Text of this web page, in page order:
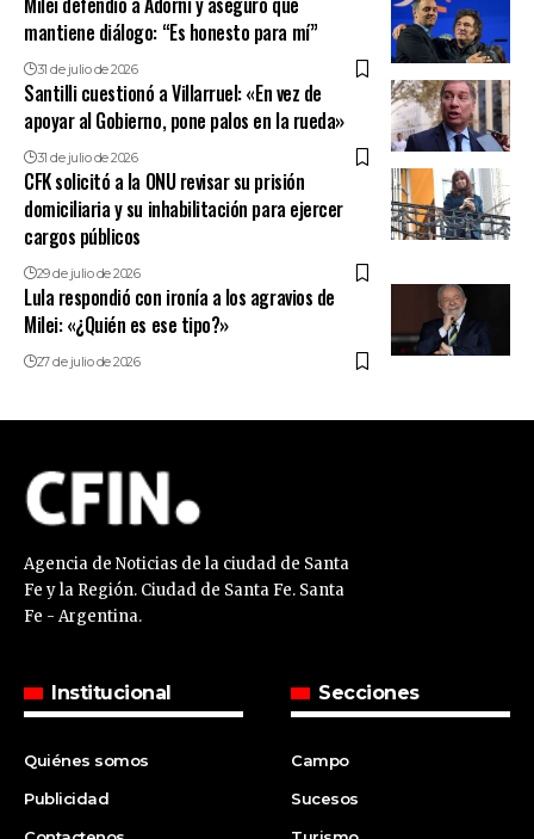
mantiene diálogo: “Es honesto para mí”
31 de julio de 2026
Santilli cuestionó a Villarruel: «En vez de
apoyar al Gobierno, pone palos en la rueda»
31 de julio de 2026
CFK solicitó a la ONU revisar su prisión
domiciliaria y su inhabilitación para ejercer
cargos públicos
29 de julio de 2026
Lula respondió con ironía a los agravios de
Milei: «¿Quién es ese tipo?»
27 de julio de 2026
Agencia de Noticias de la ciudad de Santa
Fe y la Región. Ciudad de Santa Fe. Santa
Fe - Argentina.
Institucional
Quiénes somos
Publicidad
Secciones
Campo
Sucesos